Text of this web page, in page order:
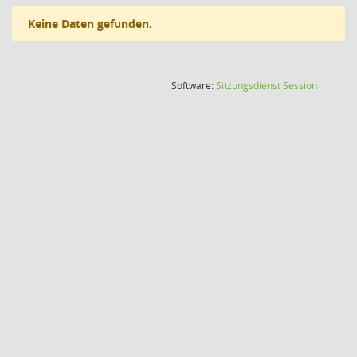
Keine Daten gefunden.
Software:SitzungsdienstSession(Wird in